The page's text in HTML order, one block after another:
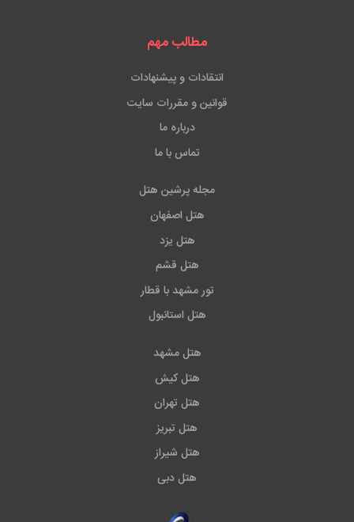
مطالب مهم
انتقادات و پیشنهادات
قوانین و مقررات سایت
درباره ما
تماس با ما
مجله پرشین هتل
هتل اصفهان
هتل یزد
هتل قشم
تور مشهد با قطار
هتل استانبول
هتل مشهد
هتل کیش
هتل تهران
هتل تبریز
هتل شیراز
هتل دبی